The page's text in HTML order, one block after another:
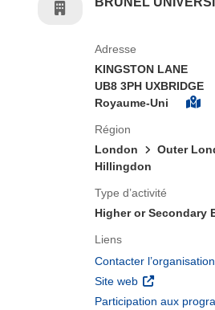
Adresse
KINGSTON LANE
UB8 3PH UXBRIDGE
Royaume-Uni
Région
London
Outer
Hillingdon
Type d’activité
Higher or Secondary
Liens
Contacter l’organisation
Site web (s’ouvre dans
Participation aux